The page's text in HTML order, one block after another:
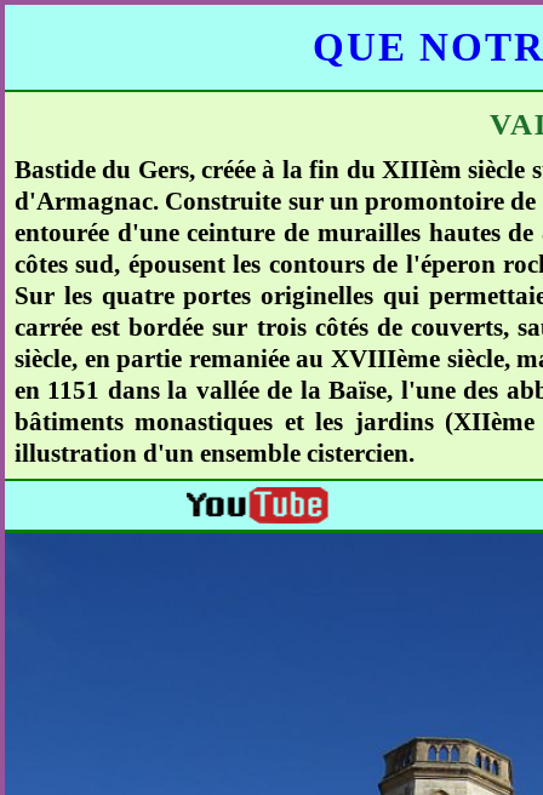
QUE
Bastide du Gers, créée à la fin du XIIIèm
d'Armagnac. Construite sur un promontoire de
entourée d'une ceinture de murailles hautes
côtes sud, épousent les contours de l'éperon
Sur les quatre portes originelles qui
carrée est bordée sur trois côtés de couverts,
siècle, en partie remaniée au XVIIIème siècle,
en 1151 dans la vallée de la Baïse, l'une des
bâtiments monastiques et les jardins
illustration d'un ensemble cistercien.